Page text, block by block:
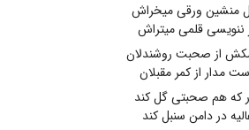
منشین ورقی میخراش
ننویسی قلمی میتراش
از صحبت روشندلان
مدار از کمر مقبلان
که هم صحبتی گل کند
در دامن سنبل کند